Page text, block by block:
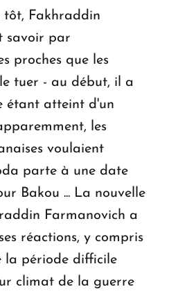
tôt, Fakhraddin
savoir par
proches que les
tuer - au début, il a
étant atteint d'un
les
voulaient
parte à une date
Bakou ... La nouvelle
Farmanovich a
réactions, y compris
la période difficile
climat de la guerre